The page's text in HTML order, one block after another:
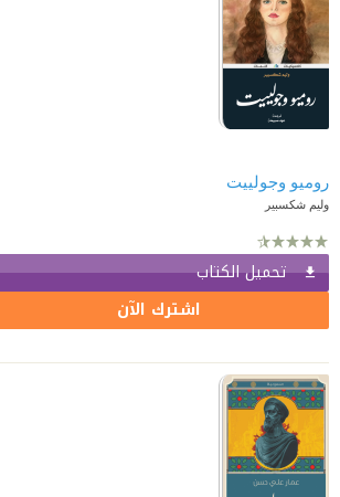
روميو وجولييت
وليم شكسبير
تحميل الكتاب
اشترك الآن